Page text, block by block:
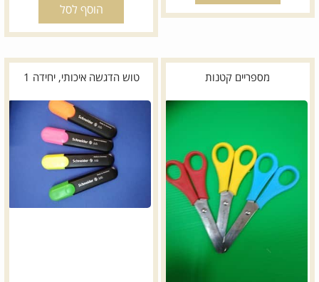
הוסף לסל
מספריים קטנות טוש הדגשה איכותי, יחידה 1